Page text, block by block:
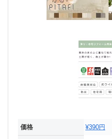
価格 ¥390円